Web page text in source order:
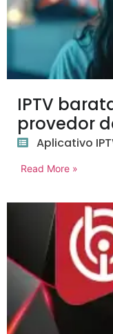
IPTV
provedor
Aplicativo
Read More »